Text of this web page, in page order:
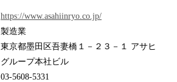
https://www.asahiinryo.co.jp/
製造業
東京都墨田区吾妻橋１－２３－１ アサヒ
グループ本社ビル
03-5608-5331